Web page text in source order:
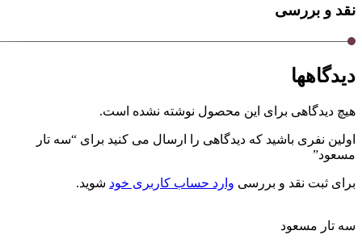
نقد و بررسی
دیدگاهها
هیچ دیدگاهی برای این محصول نوشته نشده است.
اولین نفری باشید که دیدگاهی را ارسال می کنید برای “سه تار
مسعود”
برای ثبت نقد و بررسی وارد حساب کاربری خود شوید.
سه تار مسعود